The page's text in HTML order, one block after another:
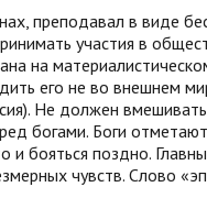
преподавал в виде
участия в
на
его не во внешнем
Не должен
богами. Боги
и бояться поздно.
чувств. Слово